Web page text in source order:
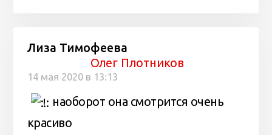
Лиза Тимофеева
Олег Плотников
14 мая 2020 в 13:13
наоборот она смотрится очень
красиво